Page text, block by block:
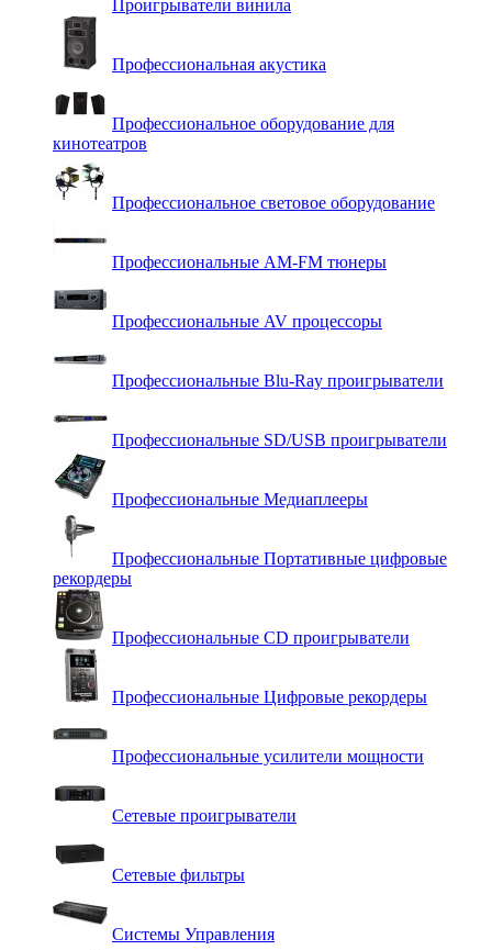
Проигрыватели винила
Профессиональная акустика
Профессиональное оборудование для
кинотеатров
Профессиональное световое оборудование
Профессиональные AM-FM тюнеры
Профессиональные AV процессоры
Профессиональные Blu-Ray проигрыватели
Профессиональные SD/USB проигрыватели
Профессиональные Медиаплееры
Профессиональные Портативные цифровые
рекордеры
Профессиональные СD проигрыватели
Профессиональные Цифровые рекордеры
Профессиональные усилители мощности
Сетевые проигрыватели
Сетевые фильтры
Системы Управления